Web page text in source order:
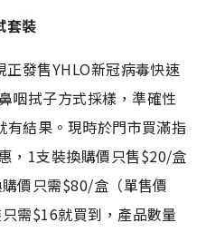
套裝
正發售YHLO新冠病毒快速
咽拭子方式採樣，準確性
結果。現時於門市買滿指
，1支裝換購價只售$20/盒
價只需$80/盒（單售價
需$16就買到，產品數量